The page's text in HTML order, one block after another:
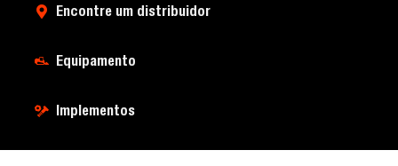
Encontre um distribuidor
Equipamento
Implementos